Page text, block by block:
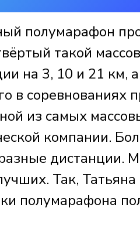
полумарафон
такой
на 3, 10 и 21 км,
в соревнованиях
из самых
компании.
дистанции.
Так,
полумарафона